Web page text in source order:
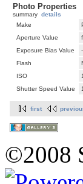
Photo Properties
summary details
Make
Aperture Value
Exposure Bias Value
Flash
ISO
Shutter Speed Value
first
©2008